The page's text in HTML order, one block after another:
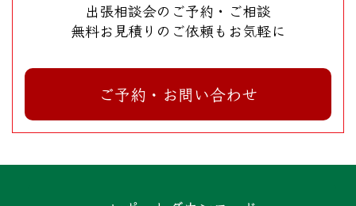
出張相談会のご予約・ご相談
無料お見積りのご依頼もお気軽に
ご予約・お問い合わせ